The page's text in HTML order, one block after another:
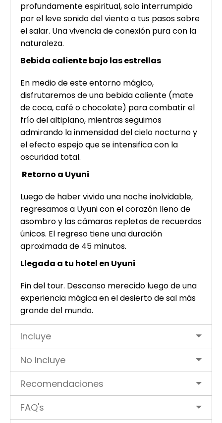
profundamente espiritual, solo interrumpido
por el leve sonido del viento o tus pasos sobre
el salar. Una vivencia de conexión pura con la
naturaleza.
Bebida caliente bajo las estrellas
En medio de este entorno mágico,
disfrutaremos de una bebida caliente (mate
de coca, café o chocolate) para combatir el
frío del altiplano, mientras seguimos
admirando la inmensidad del cielo nocturno y
el efecto espejo que se intensifica con la
oscuridad total.
Retorno a Uyuni
Luego de haber vivido una noche inolvidable,
regresamos a Uyuni con el corazón lleno de
asombro y las cámaras repletas de recuerdos
únicos. El regreso tiene una duración
aproximada de 45 minutos.
Llegada a tu hotel en Uyuni
Fin del tour. Descanso merecido luego de una
experiencia mágica en el desierto de sal más
grande del mundo.
Incluye
No Incluye
Recomendaciones
FAQ's